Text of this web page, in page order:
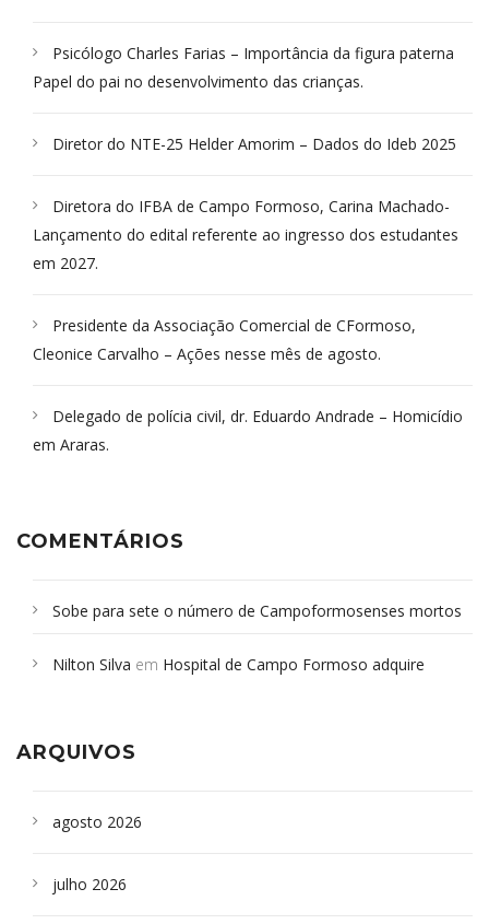
Psicólogo Charles Farias – Importância da figura paterna
Papel do pai no desenvolvimento das crianças.
Diretor do NTE-25 Helder Amorim – Dados do Ideb 2025
Diretora do IFBA de Campo Formoso, Carina Machado-
Lançamento do edital referente ao ingresso dos estudantes
em 2027.
Presidente da Associação Comercial de CFormoso,
Cleonice Carvalho – Ações nesse mês de agosto.
Delegado de polícia civil, dr. Eduardo Andrade – Homicídio
em Araras.
COMENTÁRIOS
Sobe para sete o número de Campoformosenses mortos
Campoformosenses que morreram em desabamentos são
Nilton Silva em Hospital de Campo Formoso adquire
ARQUIVOS
agosto 2026
julho 2026